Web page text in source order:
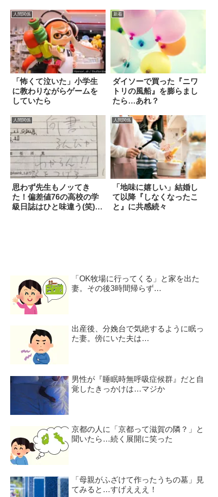
人間関係
「怖くて泣いた」小学生
に教わりながらゲームを
していたら
新着
ダイソーで買った『ニワ
トリの風船』を膨らまし
たら…あれ？
人間関係
思わず先生もノッてき
た！偏差値76の高校の学
級日誌はひと味違う(笑) 4
人間関係
「地味に嬉しい」結婚し
て以降『しなくなったこ
と』に共感続々
「OK牧場に行ってくる」と家を出た
妻。その後3時間帰らず…
出産後、分娩台で気絶するように眠っ
た妻。傍にいた夫は…
男性が『睡眠時無呼吸症候群』だと自
覚したきっかけは…マジか
京都の人に「京都って滋賀の隣？」と
聞いたら…続く展開に笑った
「母親がふざけて作ったうちの墓」見
てみると…すげえええ！